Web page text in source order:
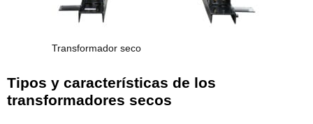
Transformador seco
Tipos y características de los
transformadores secos